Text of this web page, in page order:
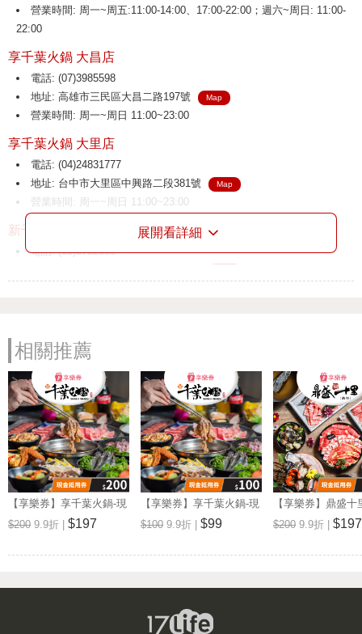
營業時間: 周一~周五:11:00-14:00、17:00-22:00；週六~周日: 11:00-
22:00
享千葉火鍋 大昌店
電話: (07)3985598
地址: 高雄市三民區大昌二路197號
Map
營業時間: 周一~周日 11:00~23:00
享千葉火鍋 大里店
電話: (04)24831777
地址: 台中市大里區中興路二段381號
Map
營業時間: 周一~周日 11:00~23:00
新千葉火鍋 介壽店
電話: (03)3752666
地址: 雲林縣斗六市民生南路182號
營業時間: 周一~周日 11:00~23:00
新千葉火鍋 西門店
電話: (02)23317288
地址: 台北市萬華區峨眉街52號7F
Map
營業時間: 週一至週日: 11:00~23:00
千葉火鍋 台東尊爵館
電話: (089)333890
地址: 台東市博愛路432號
Map
地址: 屏東市太原路17-1號
Map
展開看詳細
相關推薦
【享樂券】享千葉火鍋-現
金抵用券200元(一次型)
$200 9.9折 | $197
【享樂券】享千葉火鍋-現
金抵用券100元(一次型)
$100 9.9折 | $99
【享樂券】鼎盛十
抵用券200元(一次
$200 9.9折 | $197